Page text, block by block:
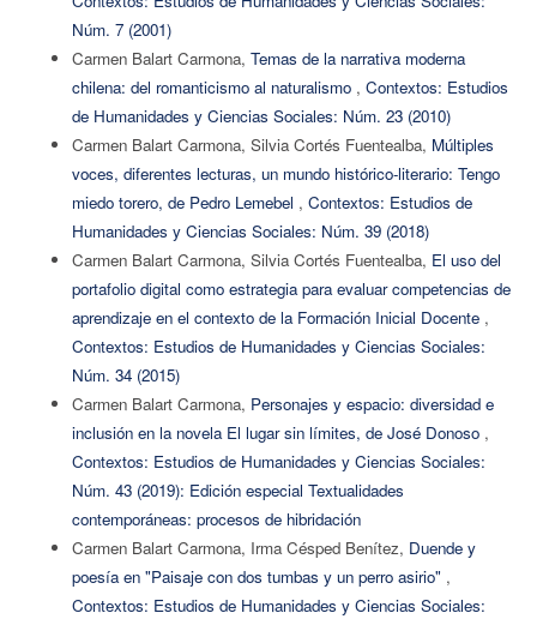
Núm. 7 (2001)
Carmen Balart Carmona, Temas de la narrativa moderna
chilena: del romanticismo al naturalismo , Contextos: Estudios
de Humanidades y Ciencias Sociales: Núm. 23 (2010)
Carmen Balart Carmona, Silvia Cortés Fuentealba, Múltiples
voces, diferentes lecturas, un mundo histórico-literario: Tengo
miedo torero, de Pedro Lemebel , Contextos: Estudios de
Humanidades y Ciencias Sociales: Núm. 39 (2018)
Carmen Balart Carmona, Silvia Cortés Fuentealba, El uso del
portafolio digital como estrategia para evaluar competencias de
aprendizaje en el contexto de la Formación Inicial Docente ,
Contextos: Estudios de Humanidades y Ciencias Sociales:
Núm. 34 (2015)
Carmen Balart Carmona, Personajes y espacio: diversidad e
inclusión en la novela El lugar sin límites, de José Donoso ,
Contextos: Estudios de Humanidades y Ciencias Sociales:
Núm. 43 (2019): Edición especial Textualidades
contemporáneas: procesos de hibridación
Carmen Balart Carmona, Irma Césped Benítez, Duende y
poesía en "Paisaje con dos tumbas y un perro asirio" ,
Contextos: Estudios de Humanidades y Ciencias Sociales: